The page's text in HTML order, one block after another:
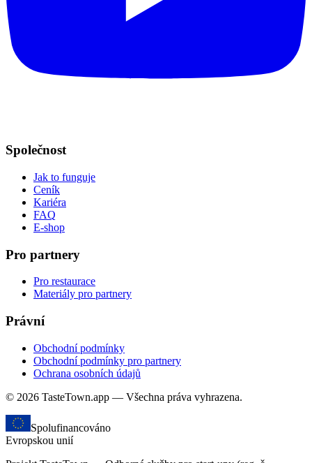
Společnost
Jak to funguje
Ceník
Kariéra
FAQ
E-shop
Pro partnery
Pro restaurace
Materiály pro partnery
Právní
Obchodní podmínky
Obchodní podmínky pro partnery
Ochrana osobních údajů
© 2026 TasteTown.app — Všechna práva vyhrazena.
Spolufinancováno
Evropskou unií